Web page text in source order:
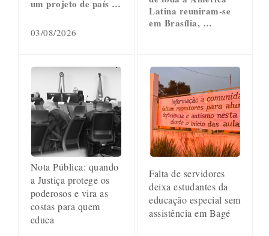
um projeto de país …
03/08/2026
Latina reuniram-se
em Brasília, …
Nota Pública: quando
a Justiça protege os
poderosos e vira as
costas para quem
educa
Falta de servidores
deixa estudantes da
educação especial sem
assistência em Bagé